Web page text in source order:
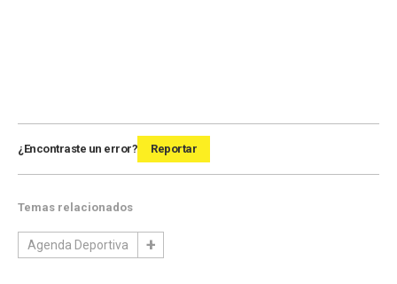
¿Encontraste un error? Reportar
Temas relacionados
Agenda Deportiva